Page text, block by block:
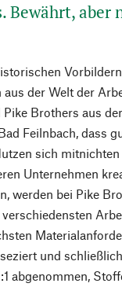
Bewährt, aber
der Welt der
Pike Brothers aus
Feilnbach, dass
sich mitnichten
Unternehmen
werden bei Pike
und
abgenommen,